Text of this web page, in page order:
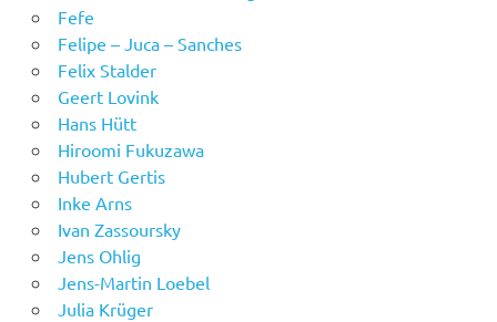
Fefe
Felipe – Juca – Sanches
Felix Stalder
Geert Lovink
Hans Hütt
Hiroomi Fukuzawa
Hubert Gertis
Inke Arns
Ivan Zassoursky
Jens Ohlig
Jens-Martin Loebel
Julia Krüger